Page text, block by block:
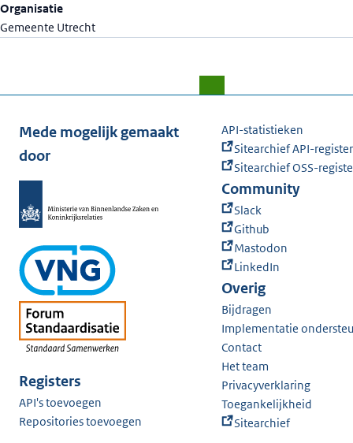
Organisatie
Gemeente Utrecht
Mede mogelijk gemaakt
door
Registers
API's toevoegen
Repositories toevoegen
API-statistieken
Sitearchief API-register
Sitearchief OSS-
Community
Slack
Github
Mastodon
LinkedIn
Overig
Bijdragen
Implementatie
Contact
Het team
Privacyverklaring
Toegankelijkheid
Sitearchief